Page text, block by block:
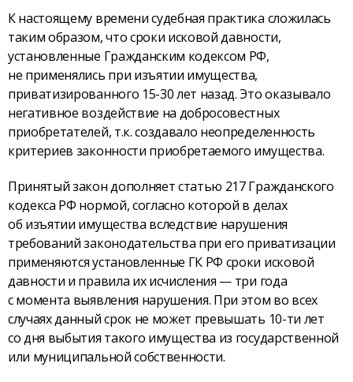
К настоящему времени судебная практика сложилась
таким образом, что сроки исковой давности,
установленные Гражданским кодексом РФ,
не применялись при изъятии имущества,
приватизированного 15-30 лет назад. Это оказывало
негативное воздействие на добросовестных
приобретателей, т.к. создавало неопределенность
критериев законности приобретаемого имущества.
Принятый закон дополняет статью 217 Гражданского
кодекса РФ нормой, согласно которой в делах
об изъятии имущества вследствие нарушения
требований законодательства при его приватизации
применяются установленные ГК РФ сроки исковой
давности и правила их исчисления — три года
с момента выявления нарушения. При этом во всех
случаях данный срок не может превышать 10-ти лет
со дня выбытия такого имущества из государственной
или муниципальной собственности.